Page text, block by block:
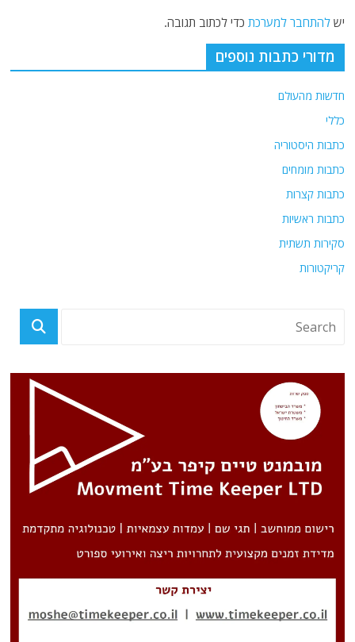
ישלהתחבר למערכת כדי לכתוב תגובה.
מדורי כתבות נוספים
חדשות מהעולם
כללי
כתבות היסטוריה
כתבות מומחים
כתבות קצרות
כתבות ראשיות
סקירות תשתית
קריקטורות